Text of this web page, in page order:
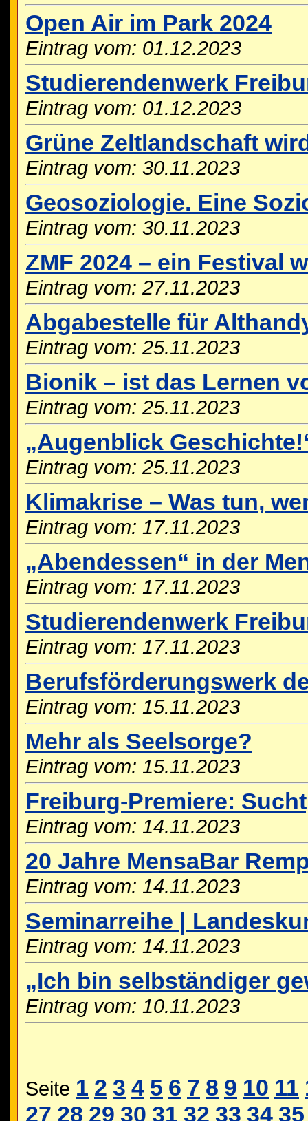
Open Air im Park 2024
Eintrag vom: 01.12.2023
Studierendenwerk
Eintrag vom: 01.12.2023
Grüne Zeltlandschaft
Eintrag vom: 30.11.2023
Geosoziologie. Eine
Eintrag vom: 30.11.2023
ZMF 2024 – ein Festival
Eintrag vom: 27.11.2023
Abgabestelle für
Eintrag vom: 25.11.2023
Bionik – ist das Lernen
Eintrag vom: 25.11.2023
„Augenblick
Eintrag vom: 25.11.2023
Klimakrise – Was tun,
Eintrag vom: 17.11.2023
„Abendessen“ in der
Eintrag vom: 17.11.2023
Studierendenwerk
Eintrag vom: 17.11.2023
Berufsförderungswerk
Eintrag vom: 15.11.2023
Mehr als Seelsorge?
Eintrag vom: 15.11.2023
Freiburg-Premiere:
Eintrag vom: 14.11.2023
20 Jahre MensaBar
Eintrag vom: 14.11.2023
Seminarreihe |
Eintrag vom: 14.11.2023
„Ich bin selbständiger
Eintrag vom: 10.11.2023
Seite 1 2 3 4 5 6 7 8 9 10 11
27 28 29 30 31 32 33 34 35